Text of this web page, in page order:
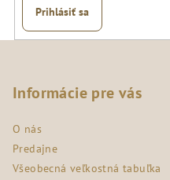
Prihlásiť sa
Informácie pre vás
O nás
Predajne
Všeobecná veľkostná tabuľka